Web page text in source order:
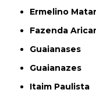
Ermelino
Fazenda
Guaianases
Guaianazes
Itaim Paulista